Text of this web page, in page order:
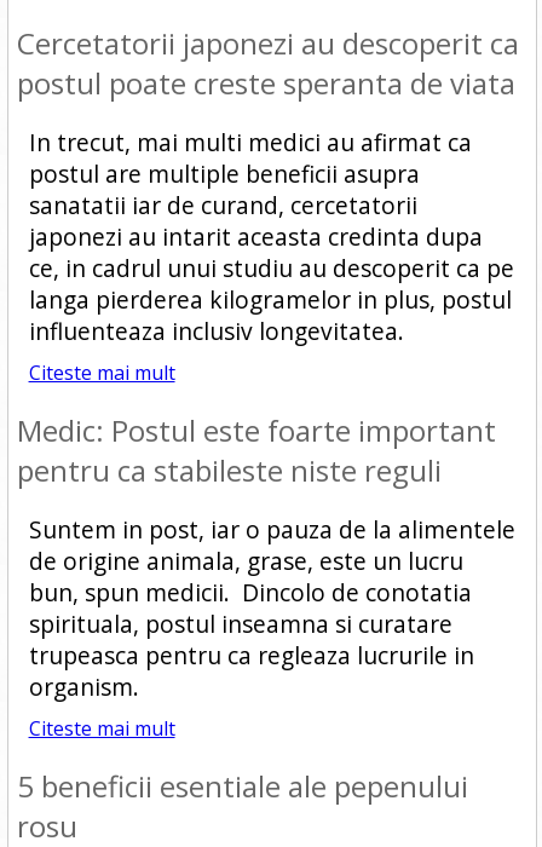
Cercetatorii japonezi au descoperit ca
postul poate creste speranta de viata
In trecut, mai multi medici au afirmat ca
postul are multiple beneficii asupra
sanatatii iar de curand, cercetatorii
japonezi au intarit aceasta credinta dupa
ce, in cadrul unui studiu au descoperit ca pe
langa pierderea kilogramelor in plus, postul
influenteaza inclusiv longevitatea.
Citeste mai mult
Medic: Postul este foarte important
pentru ca stabileste niste reguli
Suntem in post, iar o pauza de la alimentele
de origine animala, grase, este un lucru
bun, spun medicii. Dincolo de conotatia
spirituala, postul inseamna si curatare
trupeasca pentru ca regleaza lucrurile in
organism.
Citeste mai mult
5 beneficii esentiale ale pepenului
rosu